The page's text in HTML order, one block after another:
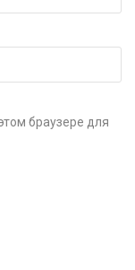
браузере для